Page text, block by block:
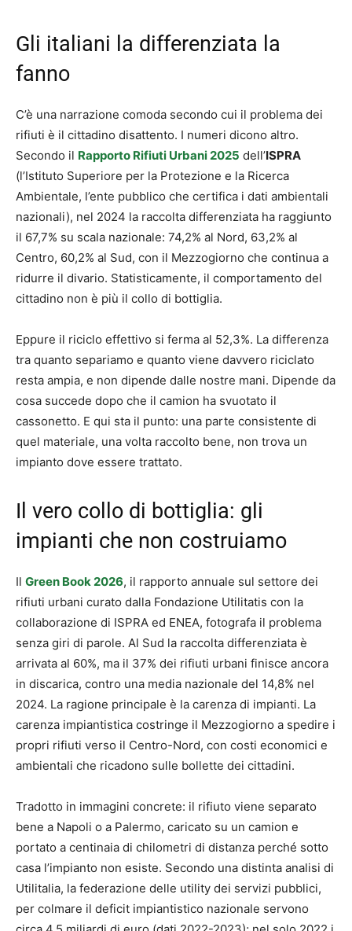
Gli italiani la differenziata la
fanno
C’è una narrazione comoda secondo cui il problema dei
rifiuti è il cittadino disattento. I numeri dicono altro.
Secondo il Rapporto Rifiuti Urbani 2025 dell’ISPRA
(l’Istituto Superiore per la Protezione e la Ricerca
Ambientale, l’ente pubblico che certifica i dati ambientali
nazionali), nel 2024 la raccolta differenziata ha raggiunto
il 67,7% su scala nazionale: 74,2% al Nord, 63,2% al
Centro, 60,2% al Sud, con il Mezzogiorno che continua a
ridurre il divario. Statisticamente, il comportamento del
cittadino non è più il collo di bottiglia.
Eppure il riciclo effettivo si ferma al 52,3%. La differenza
tra quanto separiamo e quanto viene davvero riciclato
resta ampia, e non dipende dalle nostre mani. Dipende da
cosa succede dopo che il camion ha svuotato il
cassonetto. E qui sta il punto: una parte consistente di
quel materiale, una volta raccolto bene, non trova un
impianto dove essere trattato.
Il vero collo di bottiglia: gli
impianti che non costruiamo
Il Green Book 2026, il rapporto annuale sul settore dei
rifiuti urbani curato dalla Fondazione Utilitatis con la
collaborazione di ISPRA ed ENEA, fotografa il problema
senza giri di parole. Al Sud la raccolta differenziata è
arrivata al 60%, ma il 37% dei rifiuti urbani finisce ancora
in discarica, contro una media nazionale del 14,8% nel
2024. La ragione principale è la carenza di impianti. La
carenza impiantistica costringe il Mezzogiorno a spedire i
propri rifiuti verso il Centro-Nord, con costi economici e
ambientali che ricadono sulle bollette dei cittadini.
Tradotto in immagini concrete: il rifiuto viene separato
bene a Napoli o a Palermo, caricato su un camion e
portato a centinaia di chilometri di distanza perché sotto
casa l’impianto non esiste. Secondo una distinta analisi di
Utilitalia, la federazione delle utility dei servizi pubblici,
per colmare il deficit impiantistico nazionale servono